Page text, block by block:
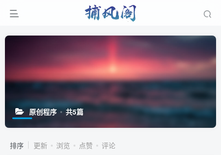
原创程序 共5篇
排序 更新 浏览 点赞 评论